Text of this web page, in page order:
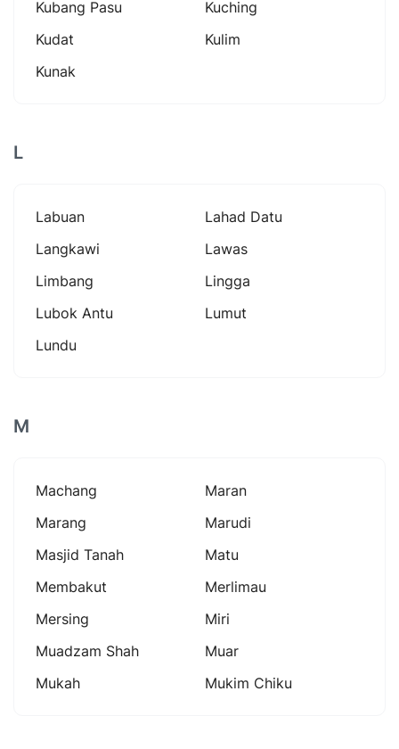
Kubang Pasu
Kuching
Kudat
Kulim
Kunak
L
Labuan
Lahad Datu
Langkawi
Lawas
Limbang
Lingga
Lubok Antu
Lumut
Lundu
M
Machang
Maran
Marang
Marudi
Masjid Tanah
Matu
Membakut
Merlimau
Mersing
Miri
Muadzam Shah
Muar
Mukah
Mukim Chiku